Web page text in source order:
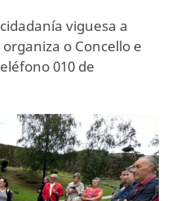
viguesa a
o Concello e
010 de